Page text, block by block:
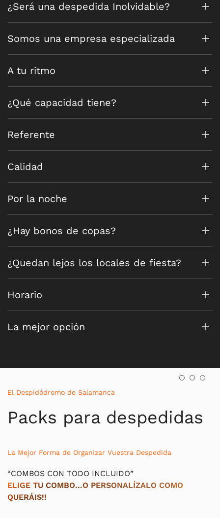
¿Será una despedida Inolvidable?
Somos una empresa especializada
A tu ritmo
¿Qué capacidad tiene?
Referente
Calidad
Por la noche
¿Hay bonos de copas?
¿Quedan lejos los locales de fiesta?
Horario
La mejor opción
El Despidódromo de Salamanca
Packs para despedidas
La Mejor Forma de Organizar Vuestra Despedida
“COMBOS CON TODO INCLUIDO”
ELIGE TU COMBO…O PERSONALÍZALO COMO
QUERÁIS!!